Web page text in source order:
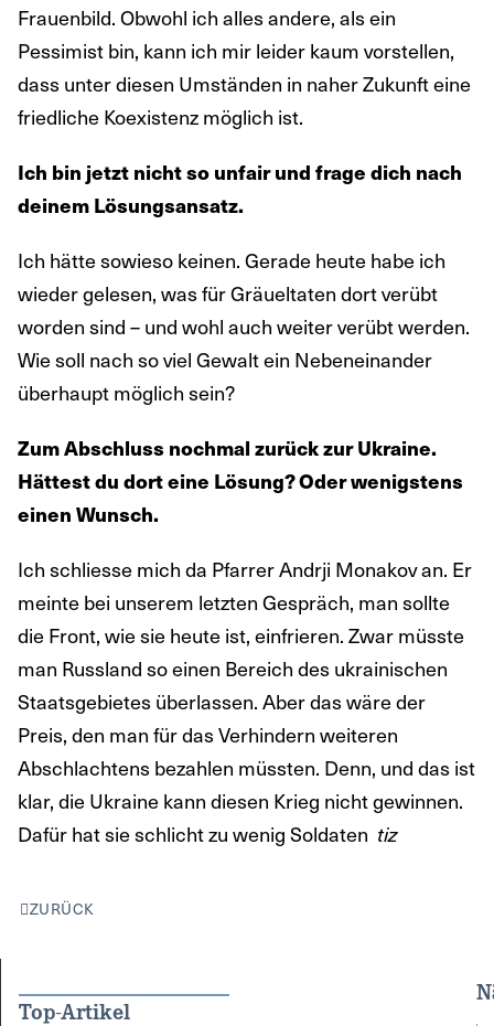
Frauenbild. Obwohl ich alles andere, als ein
Pessimist bin, kann ich mir leider kaum vorstellen,
dass unter diesen Umständen in naher Zukunft eine
friedliche Koexistenz möglich ist.
Ich bin jetzt nicht so unfair und frage dich nach
deinem Lösungsansatz.
Ich hätte sowieso keinen. Gerade heute habe ich
wieder gelesen, was für Gräueltaten dort verübt
worden sind – und wohl auch weiter verübt werden.
Wie soll nach so viel Gewalt ein Nebeneinander
überhaupt möglich sein?
Zum Abschluss nochmal zurück zur Ukraine.
Hättest du dort eine Lösung? Oder wenigstens
einen Wunsch.
Ich schliesse mich da Pfarrer Andrji Monakov an. Er
meinte bei unserem letzten Gespräch, man sollte
die Front, wie sie heute ist, einfrieren. Zwar müsste
man Russland so einen Bereich des ukrainischen
Staatsgebietes überlassen. Aber das wäre der
Preis, den man für das Verhindern weiteren
Abschlachtens bezahlen müssten. Denn, und das ist
klar, die Ukraine kann diesen Krieg nicht gewinnen.
Dafür hat sie schlicht zu wenig Soldaten tiz
ZURÜCK
Top-Artikel